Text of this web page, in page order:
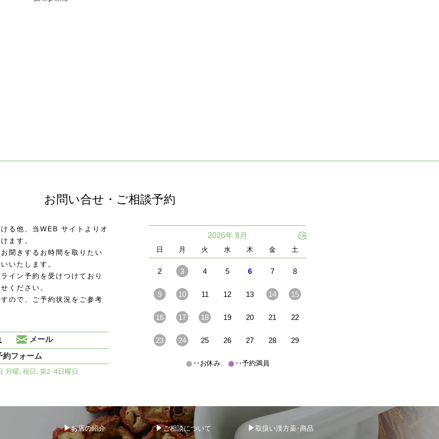
お問い合せ・ご相談予約
る他、当WEB サイトよりオ
ます。
聞きするお時間を取りたい
いたします。
イン予約を受けつけており
ください。
ので、ご予約状況をご参考
メール
約フォーム
月曜､祝日､第2･4日曜日
2026年 8月
日 月 火 水 木 金 土
2 3 4 5 6 7 8
9 10 11 12 13 14 15
16 17 18 19 20 21 22
23 24 25 26 27 28 29
･･お休み ･･予約満員
お店の紹介 ご相談について 取扱い漢方薬･商品